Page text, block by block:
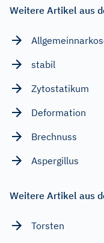
Weitere Artikel aus
stabil
Zytostatikum
Deformation
Brechnuss
Aspergillus
Weitere Artikel aus
Torsten